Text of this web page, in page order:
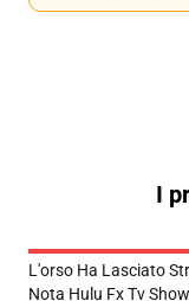
I
L'orso Ha Lasciato
Nota Hulu Fx Tv